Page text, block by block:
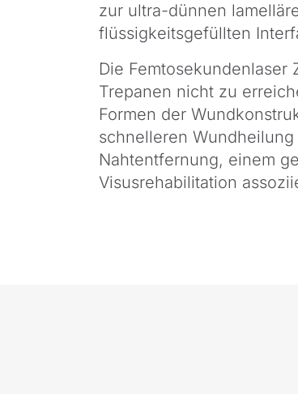
zur ultra-dünnen
flüssigkeitsgefüllten
Die
Trepanen nicht zu
Formen der
schnelleren
Nahtentfernung, einem
Visusrehabilitation